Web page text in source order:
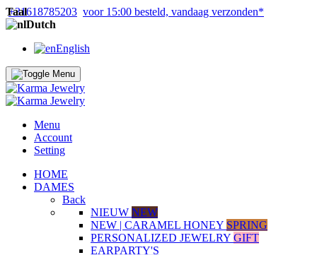
+31618785203 voor 15:00 besteld, vandaag verzonden*
Taal
Dutch
English
Menu
Account
Setting
HOME
DAMES
Back
NIEUW NEW
NEW | CARAMEL HONEY SPRING
PERSONALIZED JEWELRY GIFT
EARPARTY'S